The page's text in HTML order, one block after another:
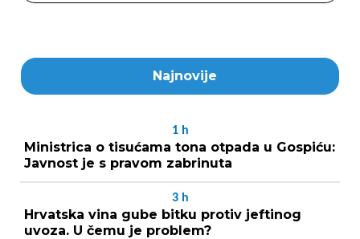
Najnovije
1 h
Ministrica o tisućama tona otpada u Gospiću:
Javnost je s pravom zabrinuta
3 h
Hrvatska vina gube bitku protiv jeftinog
uvoza. U čemu je problem?